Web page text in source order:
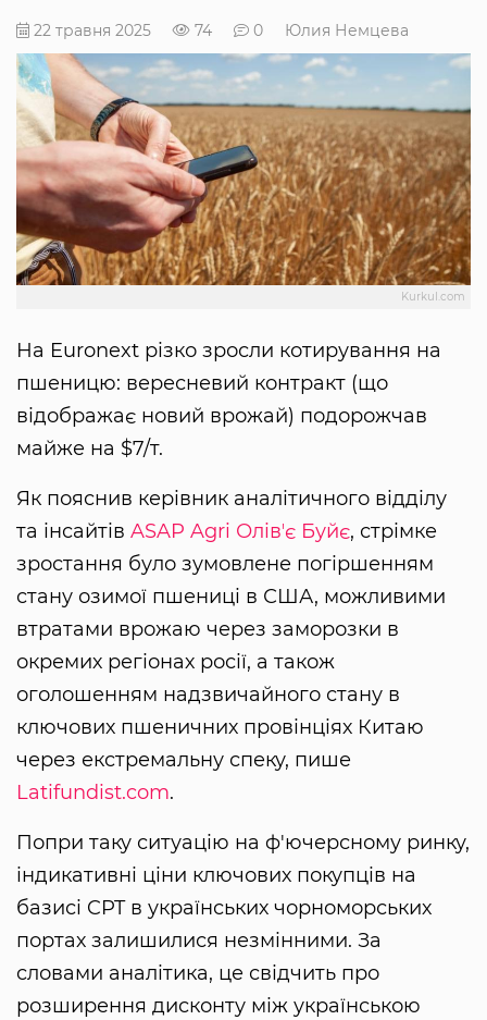
22 травня 2025 74 0 Юлия Немцева
Kurkul.com
На Euronext різко зросли котирування на
пшеницю: вересневий контракт (що
відображає новий врожай) подорожчав
майже на $7/т.
Як пояснив керівник аналітичного відділу
та інсайтів ASAP Agri Олівʼє Буйє, стрімке
зростання було зумовлене погіршенням
стану озимої пшениці в США, можливими
втратами врожаю через заморозки в
окремих регіонах росії, а також
оголошенням надзвичайного стану в
ключових пшеничних провінціях Китаю
через екстремальну спеку, пише
Latifundist.com.
Попри таку ситуацію на ф'ючерсному ринку,
індикативні ціни ключових покупців на
базисі CPT в українських чорноморських
портах залишилися незмінними. За
словами аналітика, це свідчить про
розширення дисконту між українською